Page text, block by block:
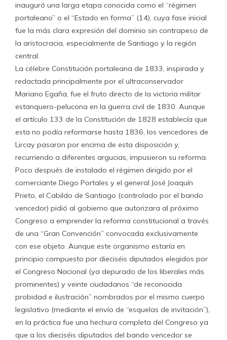
inauguró una larga etapa conocida como el “régimen
portaleano” o el “Estado en forma” (14), cuya fase inicial
fue la más clara expresión del dominio sin contrapeso de
la aristocracia, especialmente de Santiago y la región
central.
La célebre Constitución portaleana de 1833, inspirada y
redactada principalmente por el ultraconservador
Mariano Egaña, fue el fruto directo de la victoria militar
estanquero-pelucona en la guerra civil de 1830. Aunque
el artículo 133 de la Constitución de 1828 establecía que
esta no podía reformarse hasta 1836, los vencedores de
Lircay pasaron por encima de esta disposición y,
recurriendo a diferentes argucias, impusieron su reforma.
Poco después de instalado el régimen dirigido por el
comerciante Diego Portales y el general José Joaquín
Prieto, el Cabildo de Santiago (controlado por el bando
vencedor) pidió al gobierno que autorizara al próximo
Congreso a emprender la reforma constitucional a través
de una “Gran Convención” convocada exclusivamente
con ese objeto. Aunque este organismo estaría en
principio compuesto por dieciséis diputados elegidos por
el Congreso Nacional (ya depurado de los liberales más
prominentes) y veinte ciudadanos “de reconocida
probidad e ilustración” nombrados por el mismo cuerpo
legislativo (mediante el envío de “esquelas de invitación”),
en la práctica fue una hechura completa del Congreso ya
que a los dieciséis diputados del bando vencedor se